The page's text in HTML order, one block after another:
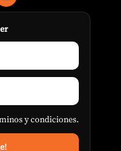
y condiciones.